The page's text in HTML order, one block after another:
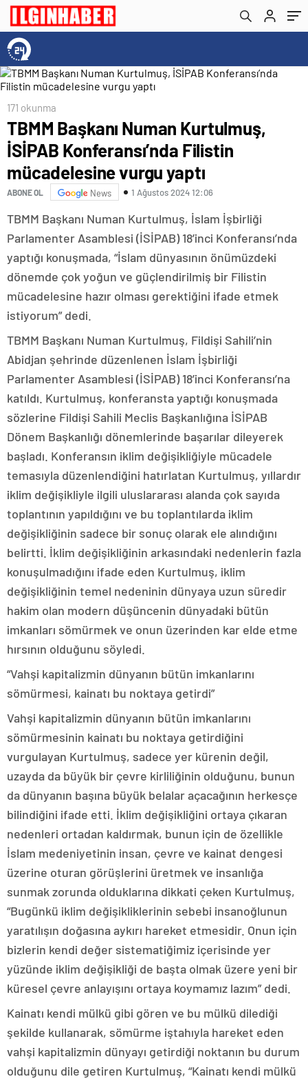
yaptı
171 okunma
TBMM Başkanı Numan Kurtulmuş,
İSİPAB Konferansı’nda Filistin
mücadelesine vurgu yaptı
ABONE OL News 1 Ağustos 2024 12:06
TBMM Başkanı Numan Kurtulmuş, İslam İşbirliği
Parlamenter Asamblesi (İSİPAB) 18’inci Konferansı’nda
yaptığı konuşmada, “İslam dünyasının önümüzdeki
dönemde çok yoğun ve güçlendirilmiş bir Filistin
mücadelesine hazır olması gerektiğini ifade etmek
istiyorum” dedi.
TBMM Başkanı Numan Kurtulmuş, Fildişi Sahili’nin
Abidjan şehrinde düzenlenen İslam İşbirliği
Parlamenter Asamblesi (İSİPAB) 18’inci Konferansı’na
katıldı. Kurtulmuş, konferansta yaptığı konuşmada
sözlerine Fildişi Sahili Meclis Başkanlığına İSİPAB
Dönem Başkanlığı dönemlerinde başarılar dileyerek
başladı. Konferansın iklim değişikliğiyle mücadele
temasıyla düzenlendiğini hatırlatan Kurtulmuş, yıllardır
iklim değişikliyle ilgili uluslararası alanda çok sayıda
toplantının yapıldığını ve bu toplantılarda iklim
değişikliğinin sadece bir sonuç olarak ele alındığını
belirtti. İklim değişikliğinin arkasındaki nedenlerin fazla
konuşulmadığını ifade eden Kurtulmuş, iklim
değişikliğinin temel nedeninin dünyaya uzun süredir
hakim olan modern düşüncenin dünyadaki bütün
imkanları sömürmek ve onun üzerinden kar elde etme
hırsının olduğunu söyledi.
“Vahşi kapitalizmin dünyanın bütün imkanlarını
sömürmesi, kainatı bu noktaya getirdi”
Vahşi kapitalizmin dünyanın bütün imkanlarını
sömürmesinin kainatı bu noktaya getirdiğini
vurgulayan Kurtulmuş, sadece yer kürenin değil,
uzayda da büyük bir çevre kirliliğinin olduğunu, bunun
da dünyanın başına büyük belalar açacağının herkesçe
bilindiğini ifade etti. İklim değişikliğini ortaya çıkaran
nedenleri ortadan kaldırmak, bunun için de özellikle
İslam medeniyetinin insan, çevre ve kainat dengesi
üzerine oturan görüşlerini üretmek ve insanlığa
sunmak zorunda olduklarına dikkati çeken Kurtulmuş,
“Bugünkü iklim değişikliklerinin sebebi insanoğlunun
yaratılışın doğasına aykırı hareket etmesidir. Onun için
bizlerin kendi değer sistematiğimiz içerisinde yer
yüzünde iklim değişikliği de başta olmak üzere yeni bir
küresel çevre anlayışını ortaya koymamız lazım” dedi.
Kainatı kendi mülkü gibi gören ve bu mülkü dilediği
şekilde kullanarak, sömürme iştahıyla hareket eden
vahşi kapitalizmin dünyayı getirdiği noktanın bu durum
olduğunu dile getiren Kurtulmuş, “Kainatı kendi mülkü